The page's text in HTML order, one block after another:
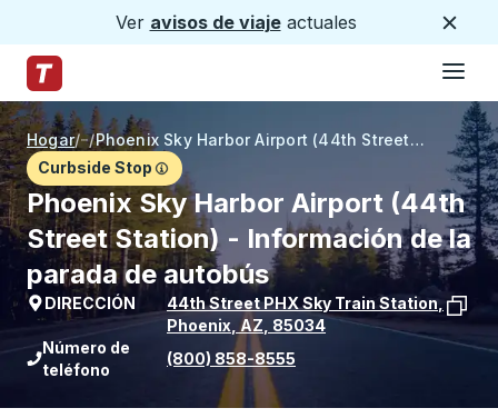
Ver avisos de viajeactuales
Página de inicio de Trailways
Hogar/ /
Phoenix Sky Harbor Airport (44th Street Station)
Curbside Stop
Phoenix Sky Harbor Airport (44th
Street Station) - Información de la
parada de autobús
DIRECCIÓN 44th Street PHX Sky Train Station
Phoenix AZ 85034
Ver la ubicación de la parada en
Número de
teléfono
(800) 858-8555